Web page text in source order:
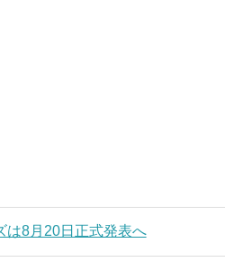
は8月20日正式発表へ